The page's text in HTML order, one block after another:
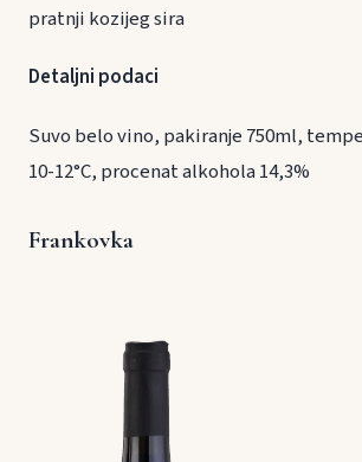
pratnji kozijeg sira
Detaljni podaci
Suvo belo vino, pakiranje 750ml,
10-12°C, procenat alkohola 14,3%
Frankovka